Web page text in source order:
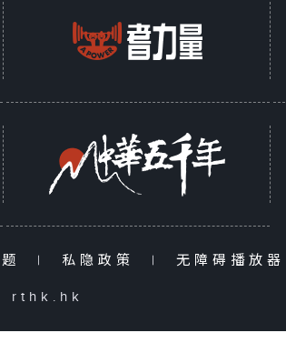
| 私隐政策 | 无障碍播放器
rthk.hk